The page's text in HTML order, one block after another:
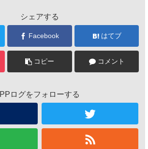
シェアする
Facebook はてブ
コピー コメント
PPログをフォローする